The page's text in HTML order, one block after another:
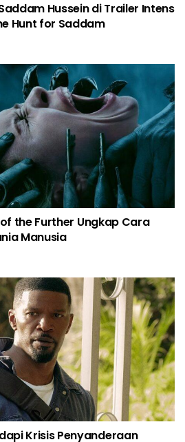
Hussein di Trailer Intens
Hunt for Saddam
the Further Ungkap Cara
Manusia
Krisis Penyanderaan